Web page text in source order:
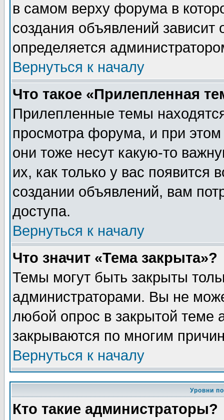
в самом верху форума в
создания объявлений зависит
определяется
Вернуться к началу
Что такое «Прилепленная
Прилепленные темы
просмотра форума, и при
они тоже несут какую-то
их, как только у вас появится
создании объявлений, вам
доступа.
Вернуться к началу
Что значит «Тема закрыта»?
Темы могут быть закрыты
администраторами. Вы не
любой опрос в закрытой теме
закрываются по многим
Вернуться к началу
Уровни
Кто такие администраторы?